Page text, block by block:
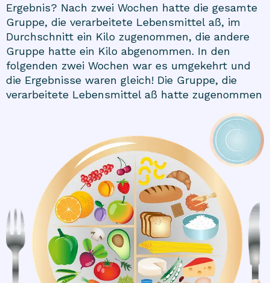
Ergebnis? Nach zwei Wochen hatte die gesamte
Gruppe, die verarbeitete Lebensmittel aß, im
Durchschnitt ein Kilo zugenommen, die andere
Gruppe hatte ein Kilo abgenommen. In den
folgenden zwei Wochen war es umgekehrt und
die Ergebnisse waren gleich! Die Gruppe, die
verarbeitete Lebensmittel aß hatte zugenommen